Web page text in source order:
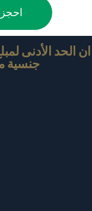
ان الحد الأدنى
جنسية مالطا